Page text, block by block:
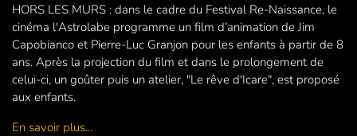
HORS LES MURS : dans le cadre du Festival Re-Naissance, le
cinéma l'Astrolabe programme un film d’animation de Jim
Capobianco et Pierre-Luc Granjon pour les enfants à partir de 8
ans. Après la projection du film et dans le prolongement de
celui-ci, un goûter puis un atelier, "Le rêve d'Icare", est proposé
aux enfants.
En savoir plus...